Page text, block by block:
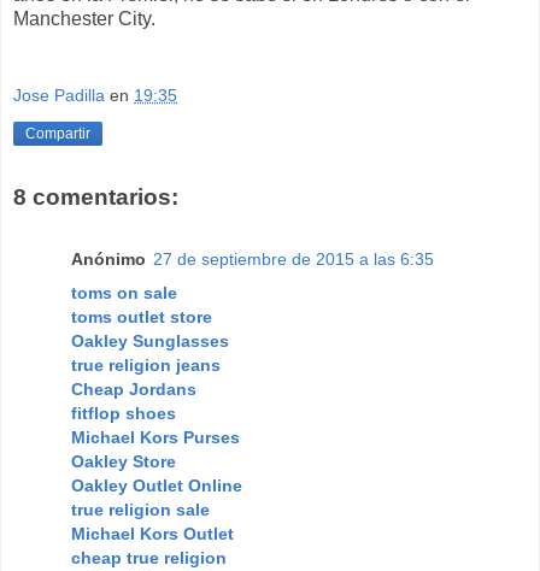
Manchester City.
Jose Padilla en 19:35
Compartir
8 comentarios:
Anónimo 27 de septiembre de 2015 a las 6:35
toms on sale
toms outlet store
Oakley Sunglasses
true religion jeans
Cheap Jordans
fitflop shoes
Michael Kors Purses
Oakley Store
Oakley Outlet Online
true religion sale
Michael Kors Outlet
cheap true religion